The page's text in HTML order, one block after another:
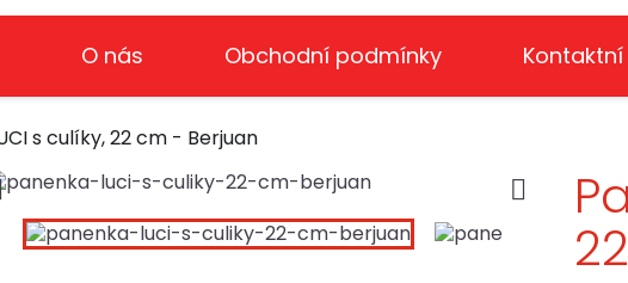
O nás Obchodní podmínky
s culíky, 22 cm - Berjuan
